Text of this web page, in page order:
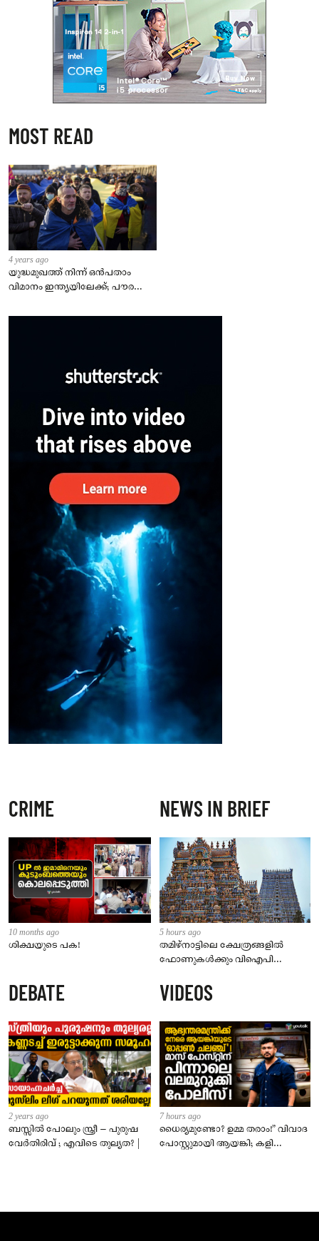
MOST READ
4 years ago
യുദ്ധമുഖത്ത് നിന്ന് ഒൻപതാം
വിമാനം ഇന്ത്യയിലേക്ക്; പൗരന്മാർ
– കേന്ദ്രം
CRIME
10 months ago
ശിക്ഷയുടെ പക!
NEWS IN BRIEF
5 hours ago
തമിഴ്‌നാട്ടിലെ ക്ഷേത്രങ്ങളിൽ
ഫോണുകൾക്കും വിഐപി
സെപ്റ്റംബർ 1 മുതൽ നിലവിൽ
വരും
DEBATE
2 years ago
ബസ്സിൽ പോലും സ്ത്രീ – പുരുഷ
വേർതിരിവ് ; എവിടെ തുല്യത? |
VIDEOS
7 hours ago
ധൈര്യമുണ്ടോ? ഉമ്മ തരാം!” വിവാദ
പോസ്റ്റുമായി ആയങ്കി; കളി